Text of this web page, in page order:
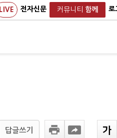
LIVE 전자신문 커뮤니티 함께 로
답글쓰기